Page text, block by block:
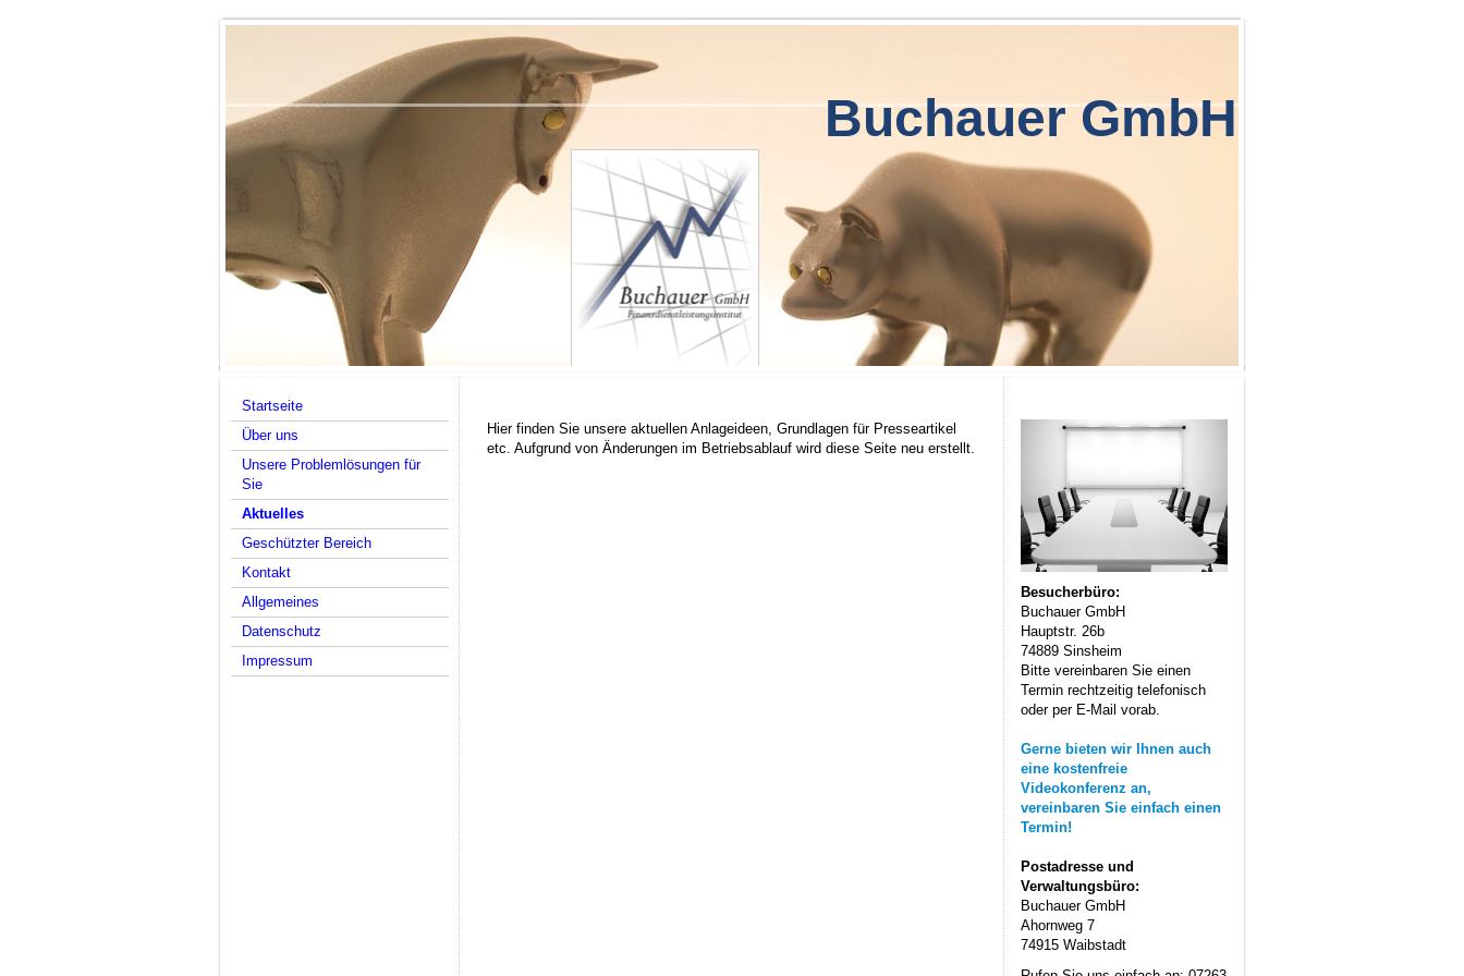
Buchauer GmbH
Startseite
Über uns
Unsere Problemlösungen für
Sie
Aktuelles
Geschützter Bereich
Kontakt
Allgemeines
Datenschutz
Impressum
Hier finden Sie unsere aktuellen Anlageideen, Grundlagen für Presseartikel
etc. Aufgrund von Änderungen im Betriebsablauf wird diese Seite neu erstellt.
Besucherbüro:
Buchauer GmbH
Hauptstr. 26b
74889 Sinsheim
Bitte vereinbaren Sie einen
Termin rechtzeitig telefonisch
oder per E-Mail vorab.
Gerne bieten wir Ihnen auch
eine kostenfreie
Videokonferenz an,
vereinbaren Sie einfach einen
Termin!
Postadresse und
Verwaltungsbüro:
Buchauer GmbH
Ahornweg 7
74915 Waibstadt